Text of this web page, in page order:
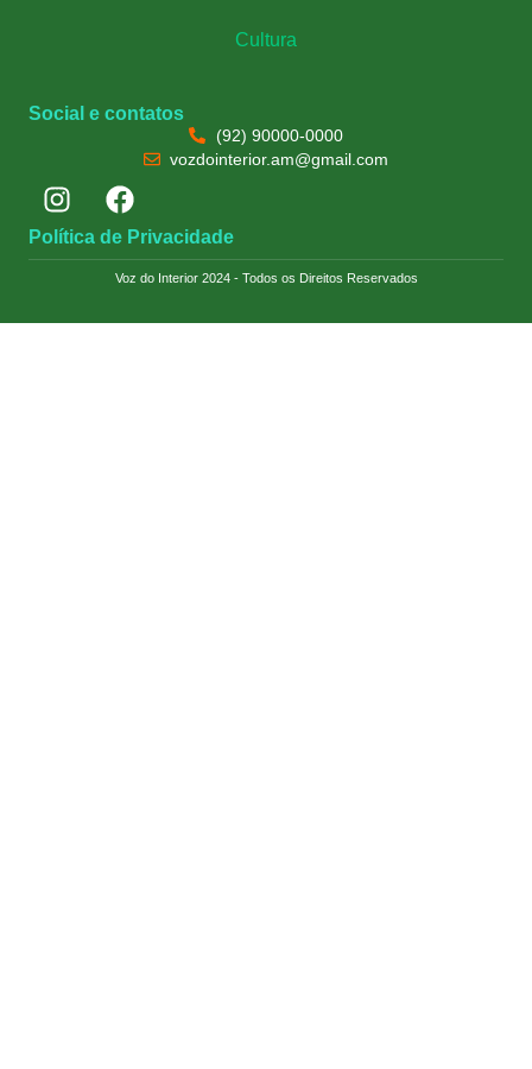
Cultura
Social e contatos
(92) 90000-0000
vozdointerior.am@gmail.com
Política de Privacidade
Voz do Interior 2024 - Todos os Direitos Reservados